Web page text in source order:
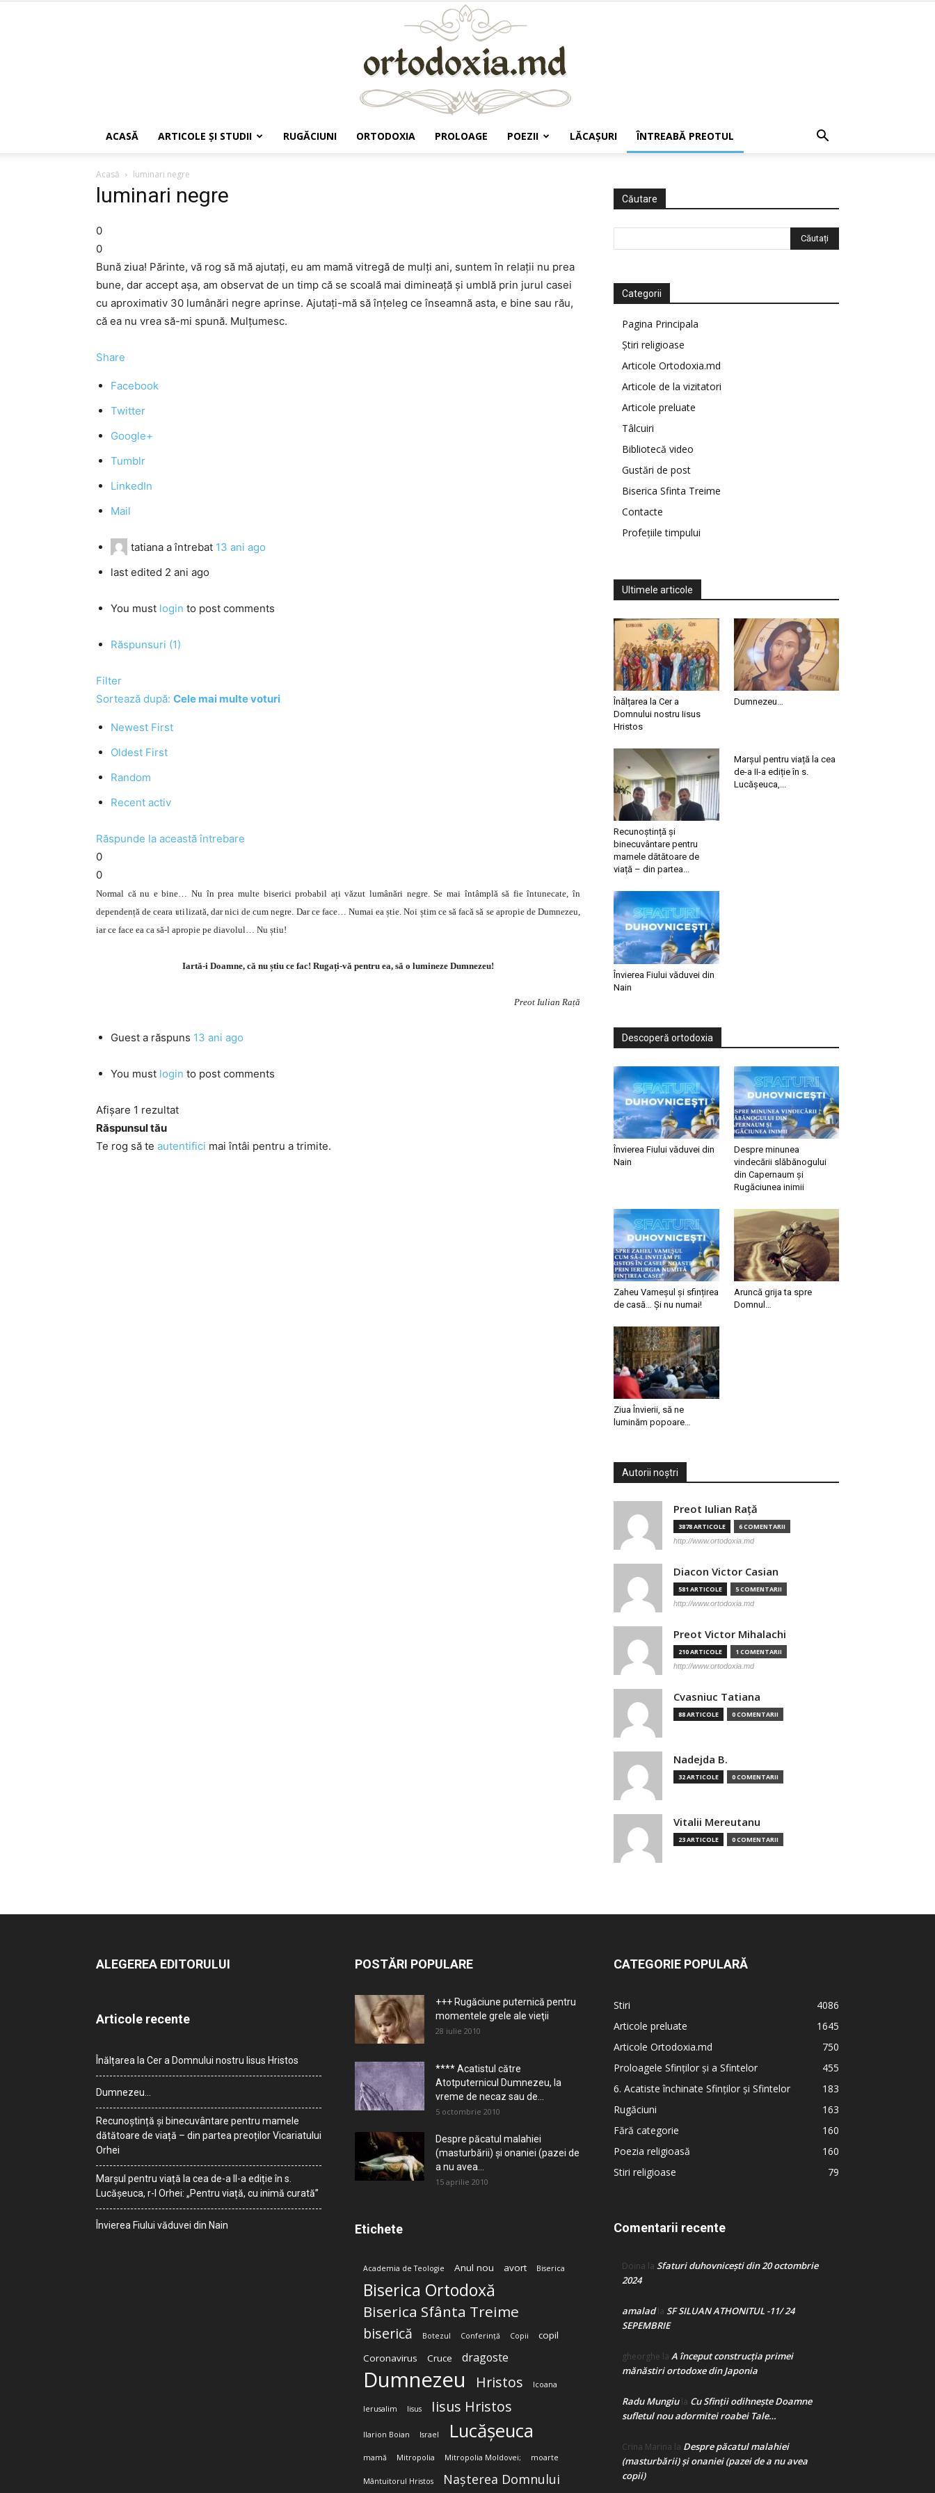
ACASĂ ARTICOLE ŞI STUDII RUGĂCIUNI ORTODOXIA PROLOAGE POEZII LĂCAŞURI ÎNTREABĂ PREOTUL
Acasă luminari negre
luminari negre
0
0
Bună ziua! Părinte, vă rog să mă ajutați, eu am mamă vitregă de mulți ani, suntem în relații nu prea
bune, dar accept așa, am observat de un timp că se scoală mai dimineață și umblă prin jurul casei
cu aproximativ 30 lumânări negre aprinse. Ajutați-mă să înțeleg ce înseamnă asta, e bine sau rău,
că ea nu vrea să-mi spună. Mulțumesc.
Share
Facebook
Twitter
Google+
Tumblr
LinkedIn
Mail
tatiana a întrebat 13 ani ago
last edited 2 ani ago
You must login to post comments
Răspunsuri (1)
Filter
Sortează după: Cele mai multe voturi
Newest First
Oldest First
Random
Recent activ
Răspunde la această întrebare
0
0
Normal că nu e bine… Nu în prea multe biserici probabil ați văzut lumânări negre. Se mai întâmplă să fie întunecate, în
dependență de ceara utilizată, dar nici de cum negre. Dar ce face… Numai ea știe. Noi știm ce să facă să se apropie de Dumnezeu,
iar ce face ea ca să-l apropie pe diavolul… Nu știu!
Iartă-i Doamne, că nu știu ce fac! Rugați-vă pentru ea, să o lumineze Dumnezeu!
Preot Iulian Rață
Guest a răspuns 13 ani ago
You must login to post comments
Afișare 1 rezultat
Răspunsul tău
Te rog să te autentifici mai întâi pentru a trimite.
Căutare
Categorii
Pagina Principala
Știri religioase
Articole Ortodoxia.md
Articole de la vizitatori
Articole preluate
Tâlcuiri
Bibliotecă video
Gustări de post
Biserica Sfinta Treime
Contacte
Profețiile timpului
Ultimele articole
Înălțarea la Cer a
Domnului nostru Iisus
Hristos
Dumnezeu…
Recunoștință și
binecuvântare pentru
mamele dătătoare de
viață – din partea...
Marșul pentru viață la cea
de-a II-a ediție în s.
Lucășeuca,...
Învierea Fiului văduvei din
Nain
Descoperă ortodoxia
Învierea Fiului văduvei din
Nain
Despre minunea
vindecării slăbănogului
din Capernaum și
Rugăciunea inimii
Zaheu Vameșul și sfințirea
de casă… Și nu numai!
Aruncă grija ta spre
Domnul…
Ziua Învierii, să ne
luminăm popoare…
Autorii noștri
Preot Iulian Raţă
3878 ARTICOLE 6 COMENTARII
http://www.ortodoxia.md
Diacon Victor Casian
581 ARTICOLE 5 COMENTARII
http://www.ortodoxia.md
Preot Victor Mihalachi
210 ARTICOLE 1 COMENTARII
http://www.ortodoxia.md
Cvasniuc Tatiana
88 ARTICOLE 0 COMENTARII
Nadejda B.
32 ARTICOLE 0 COMENTARII
Vitalii Mereutanu
23 ARTICOLE 0 COMENTARII
ALEGEREA EDITORULUI
Articole recente
Înălțarea la Cer a Domnului nostru Iisus Hristos
Dumnezeu…
Recunoștință și binecuvântare pentru mamele
dătătoare de viață – din partea preoților Vicariatului
Orhei
Marșul pentru viață la cea de-a II-a ediție în s.
Lucășeuca, r-l Orhei: „Pentru viață, cu inimă curată”
Învierea Fiului văduvei din Nain
POSTĂRI POPULARE
+++ Rugăciune puternică pentru
momentele grele ale vieţii
28 iulie 2010
**** Acatistul către
Atotputernicul Dumnezeu, la
vreme de necaz sau de...
5 octombrie 2010
Despre păcatul malahiei
(masturbării) şi onaniei (pazei de
a nu avea...
15 aprilie 2010
Etichete
Academia de Teologie Anul nou avort Biserica
Biserica Ortodoxă
Biserica Sfânta Treime
biserică Botezul Conferință Copii
copil
Coronavirus
Cruce dragoste
Dumnezeu Hristos Icoana
Ierusalim Iisus Iisus Hristos
Ilarion Boian Israel Lucășeuca
mamă Mitropolia Mitropolia Moldovei; moarte
Mântuitorul Hristos Nașterea Domnului
CATEGORIE POPULARĂ
Stiri
4086
Articole preluate
1645
Articole Ortodoxia.md
750
Proloagele Sfinților și a Sfintelor
455
6. Acatiste închinate Sfinților și Sfintelor
183
Rugăciuni
163
Fără categorie
160
Poezia religioasă
160
Stiri religioase
79
Comentarii recente
Doina la Sfaturi duhovnicești din 20 octombrie
2024
amaladla SF SILUAN ATHONITUL -11/ 24
SEPEMBRIE
gheorghe la A început construcţia primei
mănăstiri ortodoxe din Japonia
Radu Mungiula Cu Sfinții odihnește Doamne
sufletul nou adormitei roabei Tale…
Crina Marina la Despre păcatul malahiei
(masturbării) şi onaniei (pazei de a nu avea
copii)